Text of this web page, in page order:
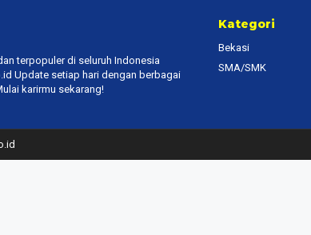
terpopuler di seluruh Indonesia
Update setiap hari dengan berbagai
karirmu sekarang!
Kategori
Bekasi
SMA/SMK